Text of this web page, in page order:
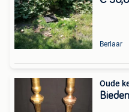
Berlaar
Oude
Bieden